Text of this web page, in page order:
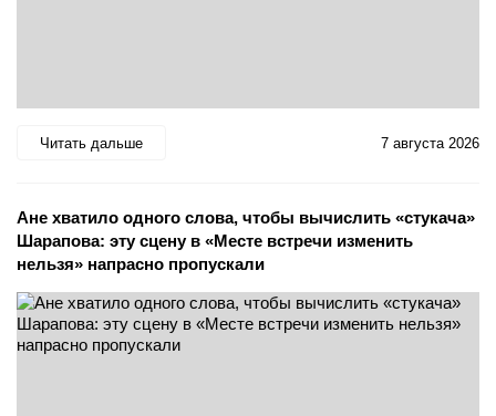
Читать дальше 7 августа 2026
Ане хватило одного слова, чтобы вычислить «стукача»
Шарапова: эту сцену в «Месте встречи изменить
нельзя» напрасно пропускали